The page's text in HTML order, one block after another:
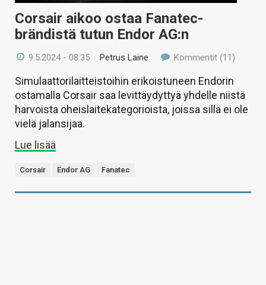
Corsair aikoo ostaa Fanatec-
brändistä tutun Endor AG:n
9.5.2024 - 08:35 /Petrus Laine Kommentit (11)
Simulaattorilaitteistoihin erikoistuneen Endorin
ostamalla Corsair saa levittäydyttyä yhdelle niistä
harvoista oheislaitekategorioista, joissa sillä ei ole
vielä jalansijaa.
Lue lisää
Corsair Endor AG Fanatec